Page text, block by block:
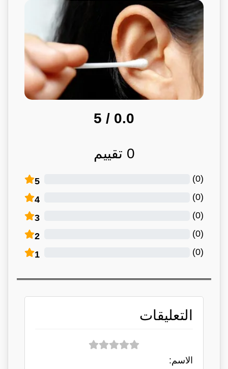
0.0
/ 5
0 تقييم
5 (
0
)
4 (
0
)
3 (
0
)
2 (
0
)
1 (
0
)
التعليقات
الاسم: